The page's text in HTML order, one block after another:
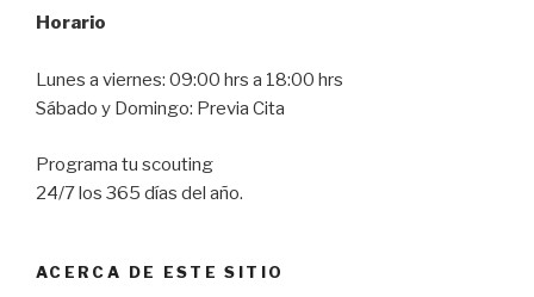
Horario
Lunes a viernes: 09:00 hrs a 18:00 hrs
Sábado y Domingo: Previa Cita
Programa tu scouting
24/7 los 365 días del año.
ACERCA DE ESTE SITIO